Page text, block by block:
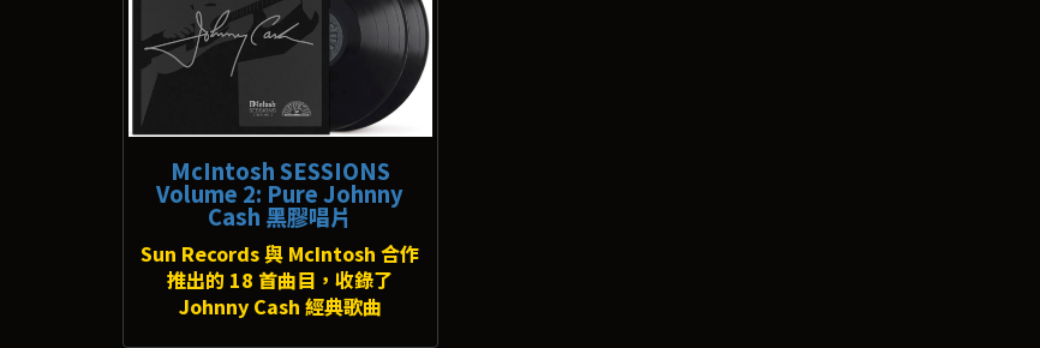
McIntosh SESSIONS
Volume 2: Pure Johnny
Cash 黑膠唱片
Sun Records 與 McIntosh 合作
推出的 18 首曲目，收錄了
Johnny Cash 經典歌曲